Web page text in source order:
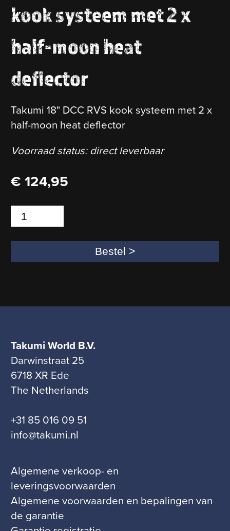
kook systeem met 2 x
half-moon heat
deflector
Takumi 18" DCC RVS kook systeem met 2 x
half-moon heat deflector
Voorraad status: direct leverbaar
€ 124,95
Takumi World B.V.
Darwinstraat 25
6718 XR Ede
The Netherlands
+31 85 016 09 51
info@takumi.nl
Algemene verkoop- en
leveringsvoorwaarden
Algemene voorwaarden en bepalingen van
de garantie